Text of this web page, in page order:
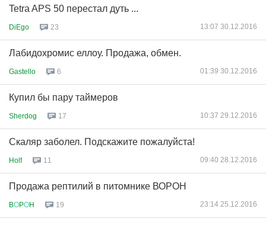
Tetra APS 50 перестал дуть ...
DiEgo 23 13:07 30.12.2016
Лабидохромис еллоу. Продажа, обмен.
Gastello 6 01:39 30.12.2016
Купил бы пару таймеров
Sherdog 17 10:37 29.12.2016
Скаляр заболел. Подскажите пожалуйста!
Holf 11 09:40 28.12.2016
Продажа рептилий в питомнике ВОРОН
BОPОH 19 23:14 25.12.2016